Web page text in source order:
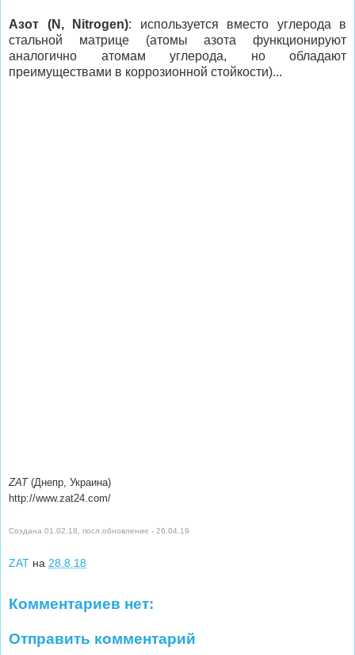
Азот (N, Nitrogen): используется вместо углерода в
стальной матрице (атомы азота функционируют
аналогично атомам углерода, но обладают
преимуществами в коррозионной стойкости)...
ZAT (Днепр, Украина)
http://www.zat24.com/
Создана 01.02.18, посл.обновление - 26.04.19
ZAT на 28.8.18
Комментариев нет:
Отправить комментарий